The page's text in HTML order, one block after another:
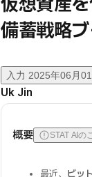
備蓄戦略
入力 2025年06月
Uk Jin
概要 STAT AIの
最近、 ビッ